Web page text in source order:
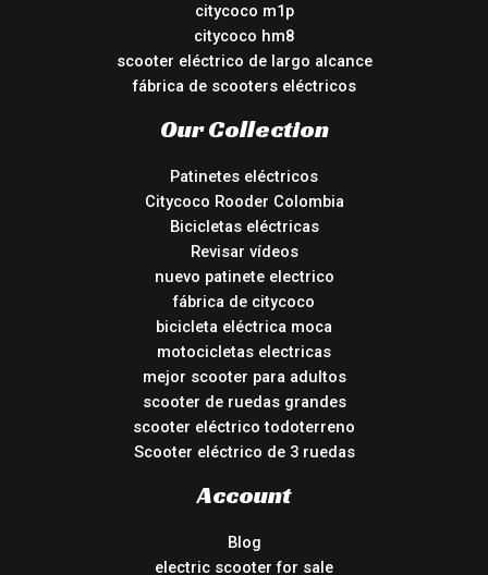
citycoco m1p
citycoco hm8
scooter eléctrico de largo alcance
fábrica de scooters eléctricos
Our Collection
Patinetes eléctricos
Citycoco Rooder Colombia
Bicicletas eléctricas
Revisar vídeos
nuevo patinete electrico
fábrica de citycoco
bicicleta eléctrica moca
motocicletas electricas
mejor scooter para adultos
scooter de ruedas grandes
scooter eléctrico todoterreno
Scooter eléctrico de 3 ruedas
Account
Blog
electric scooter for sale